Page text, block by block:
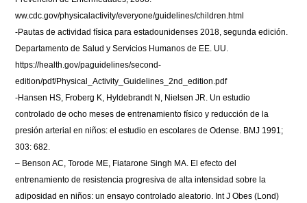
ww.cdc.gov/physicalactivity/everyone/guidelines/children.html
-Pautas de actividad física para estadounidenses 2018, segunda edición.
Departamento de Salud y Servicios Humanos de EE. UU.
https://health.gov/paguidelines/second-
edition/pdf/Physical_Activity_Guidelines_2nd_edition.pdf
-Hansen HS, Froberg K, Hyldebrandt N, Nielsen JR. Un estudio
controlado de ocho meses de entrenamiento físico y reducción de la
presión arterial en niños: el estudio en escolares de Odense. BMJ 1991;
303: 682.
– Benson AC, Torode ME, Fiatarone Singh MA. El efecto del
entrenamiento de resistencia progresiva de alta intensidad sobre la
adiposidad en niños: un ensayo controlado aleatorio. Int J Obes (Lond)